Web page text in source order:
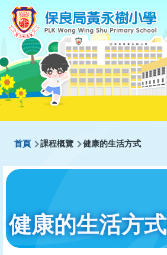
移至主內容
Main
navigation
導
航
連
首頁 課程概覽 健康的生活方式
健康的生活方式